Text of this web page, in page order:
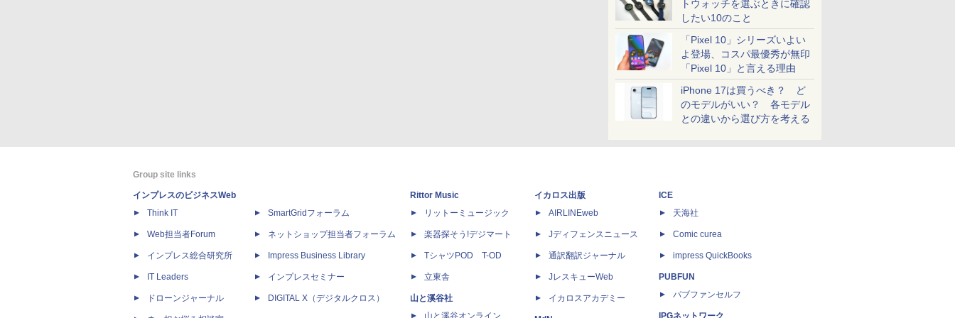
トウォッチを選ぶときに確認
したい10のこと
「Pixel 10」シリーズいよい
よ登場、コスパ最優秀が無印
「Pixel 10」と言える理由
iPhone 17は買うべき？ ど
のモデルがいい？ 各モデル
との違いから選び方を考える
Group site links
インプレスのビジネスWeb
Think IT
Web担当者Forum
インプレス総合研究所
IT Leaders
ドローンジャーナル
SmartGridフォーラム
ネットショップ担当者フォーラム
Impress Business Library
インプレスセミナー
DIGITAL X（デジタルクロス）
Rittor Music
リットーミュージック
楽器探そう!デジマート
TシャツPOD T-OD
立東舎
山と溪谷社
山と溪谷オンライン
イカロス出版
AIRLINEweb
Jディフェンスニュース
通訳翻訳ジャーナル
JレスキューWeb
イカロスアカデミー
ICE
天海社
Comic curea
impress QuickBooks
PUBFUN
パブファンセルフ
IPGネットワーク